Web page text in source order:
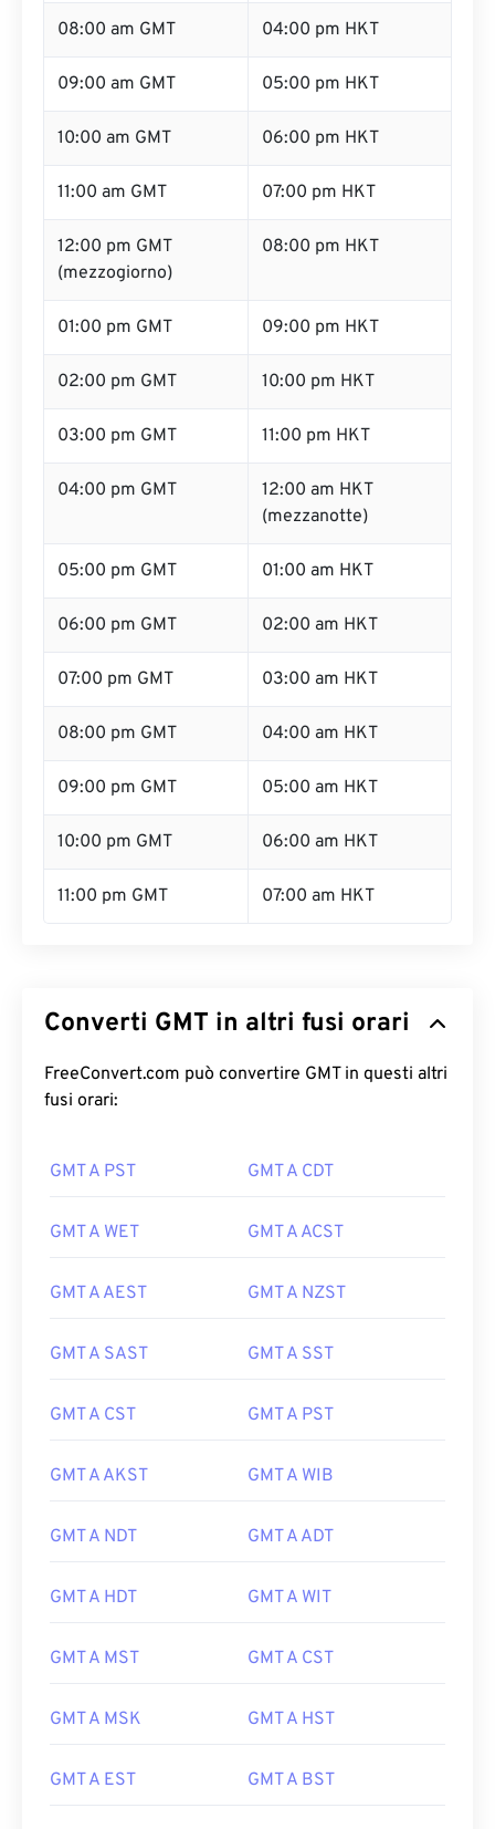
08:00 am GMT 04:00 pm HKT
09:00 am GMT 05:00 pm HKT
10:00 am GMT 06:00 pm HKT
11:00 am GMT 07:00 pm HKT
12:00 pm GMT
(mezzogiorno)
08:00 pm HKT
01:00 pm GMT 09:00 pm HKT
02:00 pm GMT 10:00 pm HKT
03:00 pm GMT 11:00 pm HKT
04:00 pm GMT
12:00 am HKT
(mezzanotte)
05:00 pm GMT 01:00 am HKT
06:00 pm GMT 02:00 am HKT
07:00 pm GMT 03:00 am HKT
08:00 pm GMT 04:00 am HKT
09:00 pm GMT 05:00 am HKT
10:00 pm GMT 06:00 am HKT
11:00 pm GMT 07:00 am HKT
Converti GMT in altri fusi orari
FreeConvert.com può convertire GMT in questi altri
fusi orari:
GMT A PST GMT A CDT
GMT A WET GMT A ACST
GMT A AEST GMT A NZST
GMT A SAST GMT A SST
GMT A CST GMT A PST
GMT A AKST GMT A WIB
GMT A NDT GMT A ADT
GMT A HDT GMT A WIT
GMT A MST GMT A CST
GMT A MSK GMT A HST
GMT A EST GMT A BST